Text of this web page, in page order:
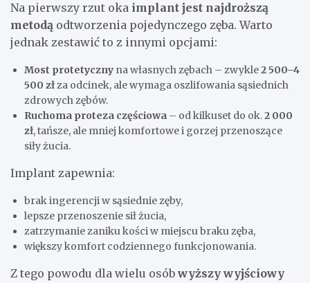
Na pierwszy rzut oka implant jest najdroższą
metodą odtworzenia pojedynczego zęba. Warto
jednak zestawić to z innymi opcjami:
Most protetyczny na własnych zębach – zwykle2 500–4
500 złza odcinek, ale wymaga oszlifowania sąsiednich
zdrowych zębów.
Ruchoma proteza częściowa – od kilkuset do ok.2 000
zł, tańsze, ale mniej komfortowe i gorzej przenoszące
siły żucia.
Implant zapewnia:
brak ingerencji w sąsiednie zęby,
lepsze przenoszenie sił żucia,
zatrzymanie zaniku kości w miejscu braku zęba,
większy komfort codziennego funkcjonowania.
Z tego powodu dla wielu osóbwyższy wyjściowy